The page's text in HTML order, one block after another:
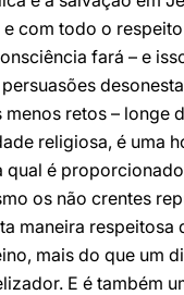
com todo o
fará – e
retos – longe
religiosa, é uma
qual é
os não crentes
maneira respeitosa
mais do que um
E é também